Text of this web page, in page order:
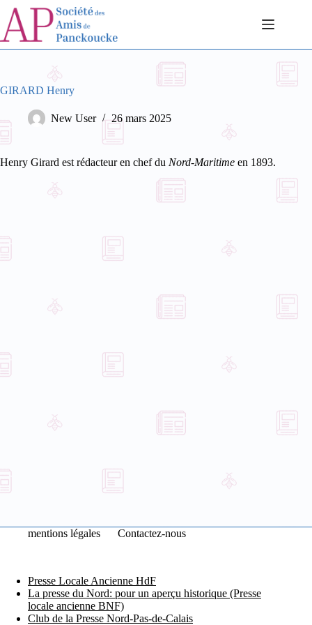
Passer
contenu
GIRARD Henry
New User 26 mars 2025
Henry Girard est rédacteur en chef du Nord-Maritime en 1893.
mentions légales Contactez-nous
Presse Locale Ancienne HdF
La presse du Nord: pour un aperçu historique (Presse
locale ancienne BNF)
Club de la Presse Nord-Pas-de-Calais